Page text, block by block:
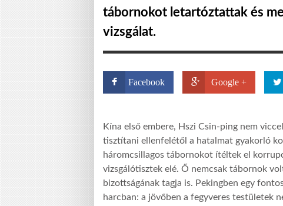
tábornokot letartóztattak és
vizsgálat.
Facebook Google +
Kína első embere, Hszi Csin-ping nem
tisztítani ellenfelétől a hatalmat gyakorló
háromcsillagos tábornokot ítéltek el
vizsgálótisztek elé. Ő nemcsak tábornok
bizottságának tagja is. Pekingben egy
harcban: a jövőben a fegyveres testületek